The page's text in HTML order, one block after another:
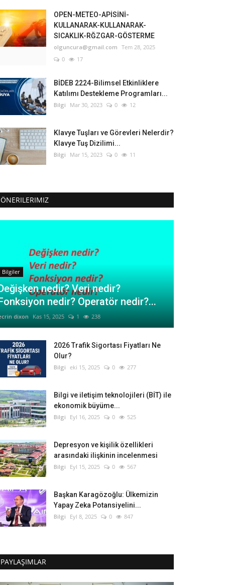
OPEN-METEO-APİSİNİ-
KULLANARAK-KULLANARAK-
SICAKLIK-RĞZGAR-GÖSTERME
olguncura@gmail.com Tem 28, 2025
0
17
BİDEB 2224-Bilimsel Etkinliklere
Katılımı Destekleme Programları...
Bilgi Mar 30, 2023 0 12
Klavye Tuşları ve Görevleri Nelerdir?
Klavye Tuş Dizilimi...
Bilgi Mar 15, 2023 0 11
ÖNERILERIMIZ
Bilgiler
nedir? Veri nedir?
nedir? Operatör nedir?...
dixon Kas 15, 2025 1 238
2026 Trafik Sigortası Fiyatları Ne
Olur?
Bilgi eki 15, 2025 0 277
Bilgi ve iletişim teknolojileri (BİT) ile
ekonomik büyüme...
Bilgi Eyl 16, 2025 0 525
Depresyon ve kişilik özellikleri
arasındaki ilişkinin incelenmesi
Bilgi Eyl 15, 2025 0 567
Başkan Karagözoğlu: Ülkemizin
Yapay Zeka Potansiyelini...
Bilgi Eyl 8, 2025 0 847
PAYLAŞIMLAR